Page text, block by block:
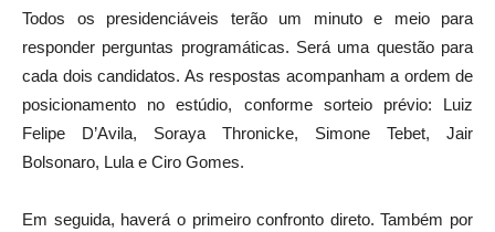
Todos os presidenciáveis terão um minuto e meio para
responder perguntas programáticas. Será uma questão para
cada dois candidatos. As respostas acompanham a ordem de
posicionamento no estúdio, conforme sorteio prévio: Luiz
Felipe D’Avila, Soraya Thronicke, Simone Tebet, Jair
Bolsonaro, Lula e Ciro Gomes.
Em seguida, haverá o primeiro confronto direto. Também por